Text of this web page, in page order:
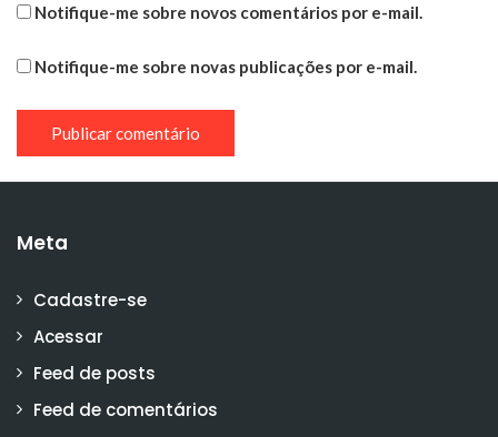
Notifique-me sobre novos comentários por e-mail.
Notifique-me sobre novas publicações por e-mail.
Meta
Cadastre-se
Acessar
Feed de posts
Feed de comentários